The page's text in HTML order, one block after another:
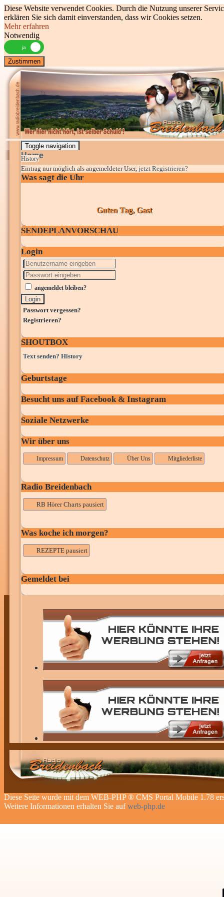
Diese Website verwendet Cookies. Durch die Nutzung unserer
erklären Sie sich damit einverstanden, dass wir Cookies setzen.
Mehr erfahren
Notwendig
Zustimmen
Toggle navigation
Home
History
Eintrag nur möglich als angemeldeter User, jetzt Registrieren?
Was sagt die Uhr
Guten Tag, Gast
SENDEPLANVORSCHAU
Login
angemeldet bleiben?
Login
Passwort vergessen?
Registrieren?
SHOUTBOX
Text senden? History
Geburtstage
Besucht uns auf Facebook & Instagram
Soziale Netzwerke
Wir über uns
Impressum Datenschutz Über Uns Mitgliederliste
Radio Breidenbach
RB Hörer Charts pausiert
Was koche ich morgen?
REZEPTE pausiert
Gemeldet bei
Diese Seite wurde mit dem WEB-PHP ® CMS Portal Mobile 1.78
Weitere Informationen erhalten Sie aufweb-php.de